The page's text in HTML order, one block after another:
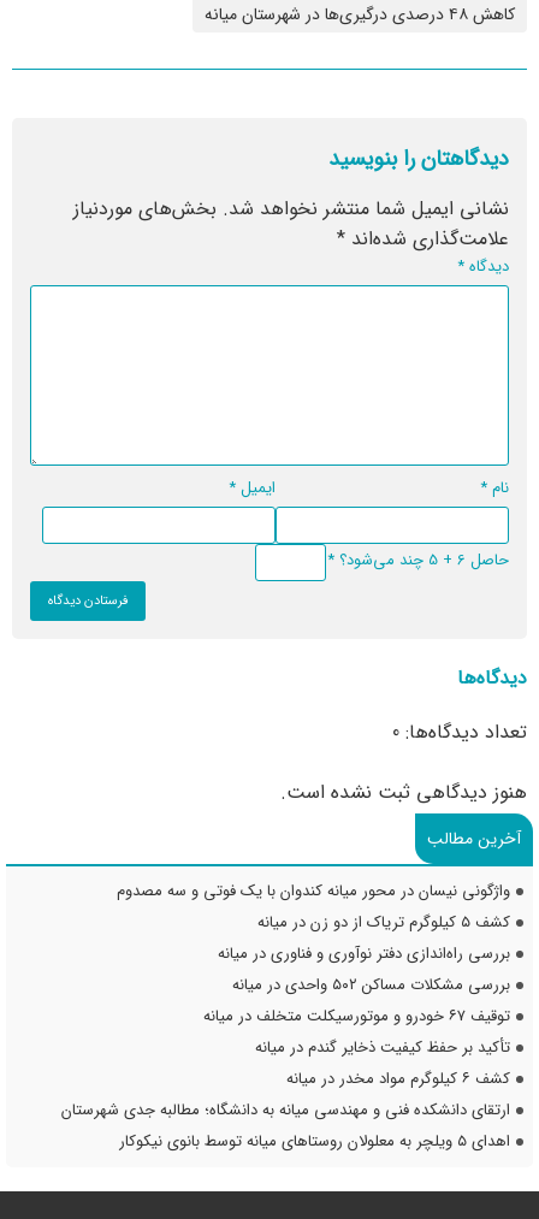
کاهش ۴۸ درصدی درگیری‌ها در شهرستان میانه
دیدگاهتان را بنویسید
نشانی ایمیل شما منتشر نخواهد شد. بخش‌های موردنیاز
علامت‌گذاری شده‌اند *
دیدگاه*
نام* ایمیل*
حاصل 6 + 5 چند می‌شود؟ *
دیدگاه‌ها
تعداد دیدگاه‌ها: 0
هنوز دیدگاهی ثبت نشده است.
آخرین مطالب
واژگونی نیسان در محور میانه کندوان با یک فوتی و سه مصدوم
کشف ۵ کیلوگرم تریاک از دو زن در میانه
بررسی راه‌اندازی دفتر نوآوری و فناوری در میانه
بررسی مشکلات مساکن ۵۰۲ واحدی در میانه
توقیف ۶۷ خودرو و موتورسیکلت متخلف در میانه
تأکید بر حفظ کیفیت ذخایر گندم در میانه
کشف ۶ کیلوگرم مواد مخدر در میانه
ارتقای دانشکده فنی و مهندسی میانه به دانشگاه؛ مطالبه جدی شهرستان
اهدای ۵ ویلچر به معلولان روستاهای میانه توسط بانوی نیکوکار